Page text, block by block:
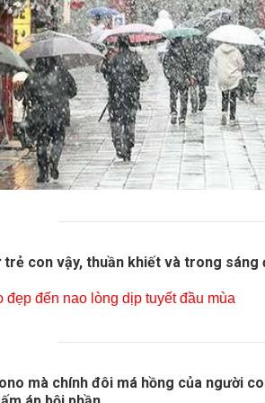
con vậy, thuần khiết và trong sáng
mà chính đôi má hồng của người